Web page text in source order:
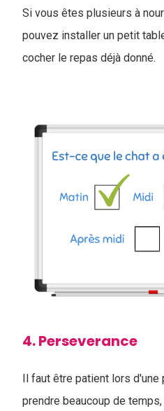
Si vous êtes plusieurs à
pouvez installer un petit
cocher le repas déjà donné.
4. Perseverance
Il faut être patient lors
prendre beaucoup de